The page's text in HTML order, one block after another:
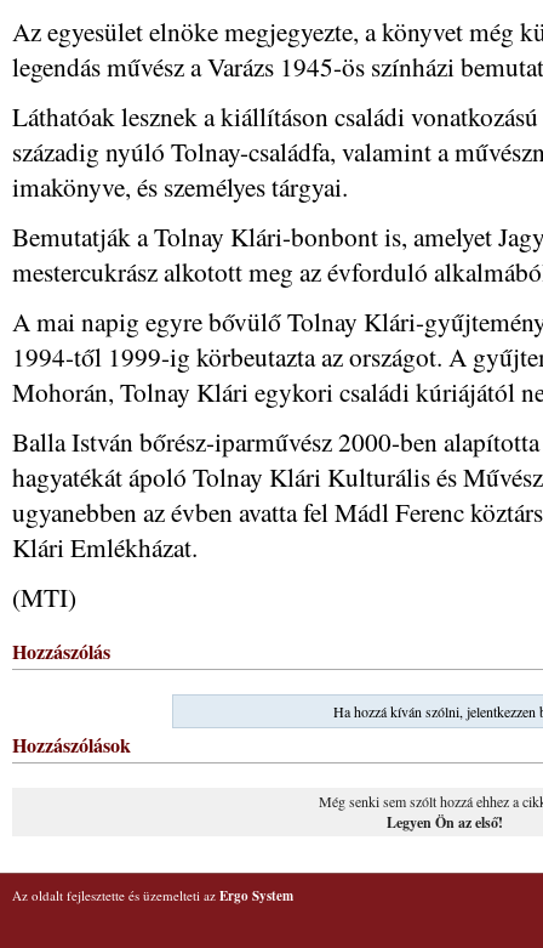
Az egyesület elnöke megjegyezte, a könyvet még
legendás művész a Varázs 1945-ös színházi
Láthatóak lesznek a kiállításon családi
századig nyúló Tolnay-családfa, valamint a
imakönyve, és személyes tárgyai.
Bemutatják a Tolnay Klári-bonbont is, amelyet
mestercukrász alkotott meg az évforduló
A mai napig egyre bővülő Tolnay Klári-
1994-től 1999-ig körbeutazta az országot. A
Mohorán, Tolnay Klári egykori családi kúriájától
Balla István bőrész-iparművész 2000-ben
hagyatékát ápoló Tolnay Klári Kulturális és
ugyanebben az évben avatta fel Mádl Ferenc
Klári Emlékházat.
(MTI)
Hozzászólás
Ha hozzá kíván szólni, jelentkezzen
Hozzászólások
Még senki sem szólt hozzá ehhez a
Legyen Ön az első!
Az oldalt fejlesztette és üzemelteti az Ergo System